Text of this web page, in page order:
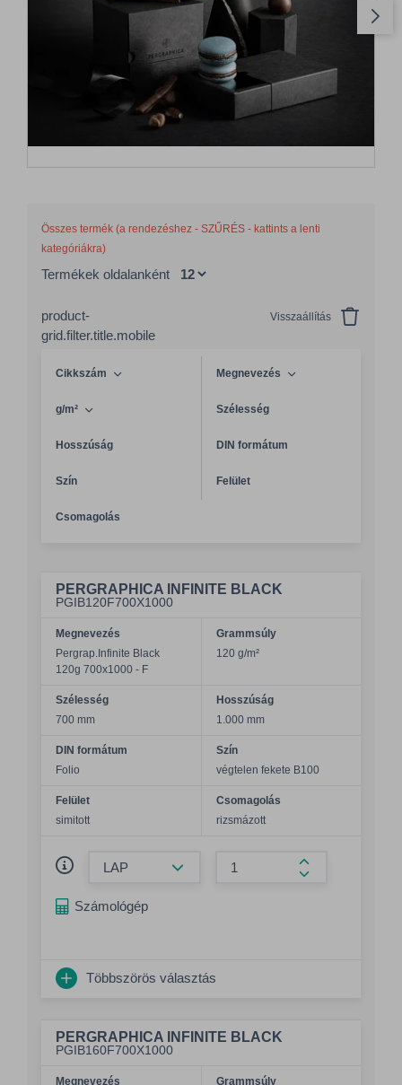
Összes termék (a rendezéshez - SZŰRÉS - kattints a lenti
kategóriákra)
Termékek oldalanként
product-
grid.filter.title.mobile
Visszaállítás
Cikkszám Megnevezés
g/m² Szélesség
Hosszúság DIN formátum
Szín Felület
Csomagolás
PERGRAPHICA INFINITE BLACK
PGIB120F700X1000
Megnevezés
Pergrap.Infinite Black
120g 700x1000 - F
Grammsúly
120 g/m²
Szélesség
700 mm
Hosszúság
1.000 mm
DIN formátum
Folio
Szín
végtelen fekete B100
Felület
simitott
Csomagolás
rizsmázott
Összeg
Számológép
Többszörös választás
PERGRAPHICA INFINITE BLACK
PGIB160F700X1000
Megnevezés Grammsúly